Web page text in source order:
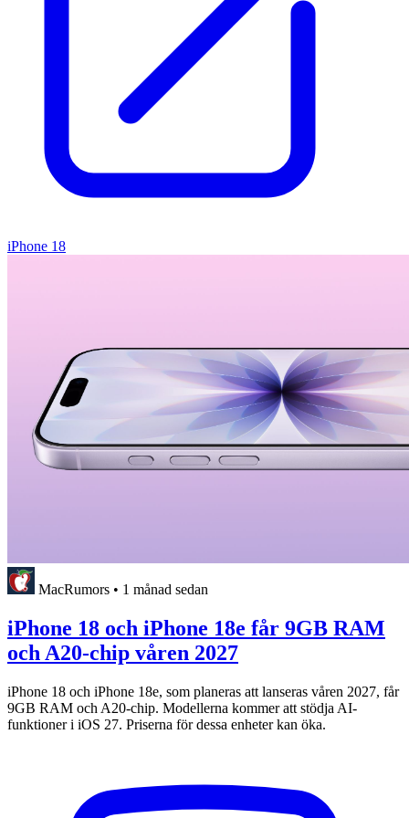
iPhone 18
MacRumors • 1 månad sedan
iPhone 18 och iPhone 18e får 9GB RAM
och A20-chip våren 2027
iPhone 18 och iPhone 18e, som planeras att lanseras våren 2027, får
9GB RAM och A20-chip. Modellerna kommer att stödja AI-
funktioner i iOS 27. Priserna för dessa enheter kan öka.